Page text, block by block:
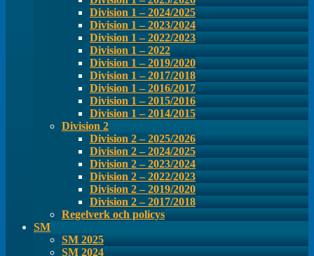
Division 1 – 2024/2025
Division 1 – 2023/2024
Division 1 – 2022/2023
Division 1 – 2022
Division 1 – 2019/2020
Division 1 – 2017/2018
Division 1 – 2016/2017
Division 1 – 2015/2016
Division 1 – 2014/2015
Division 2
Division 2 – 2025/2026
Division 2 – 2024/2025
Division 2 – 2023/2024
Division 2 – 2022/2023
Division 2 – 2019/2020
Division 2 – 2017/2018
Regelverk och policys
SM
SM 2025
SM 2024